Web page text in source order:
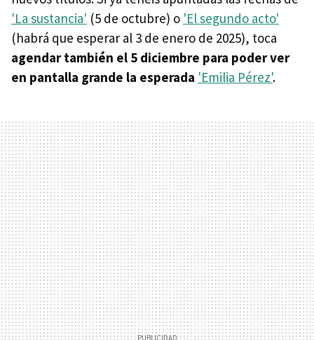
'La sustancia' (5 de octubre) o 'El segundo acto'
(habrá que esperar al 3 de enero de 2025), toca
agendar también el 5 diciembre para poder ver
en pantalla grande la esperada 'Emilia Pérez'.